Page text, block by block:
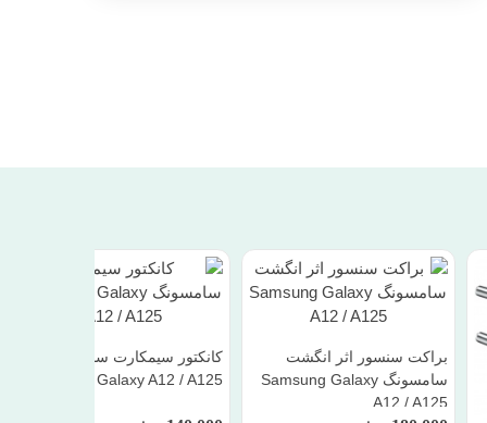
براکت سنسور اثر انگشت
سامسونگ Samsung Galaxy
A12 / A125
کانکتور سیمکارت سامسونگ
Samsung Galaxy A12 / A125